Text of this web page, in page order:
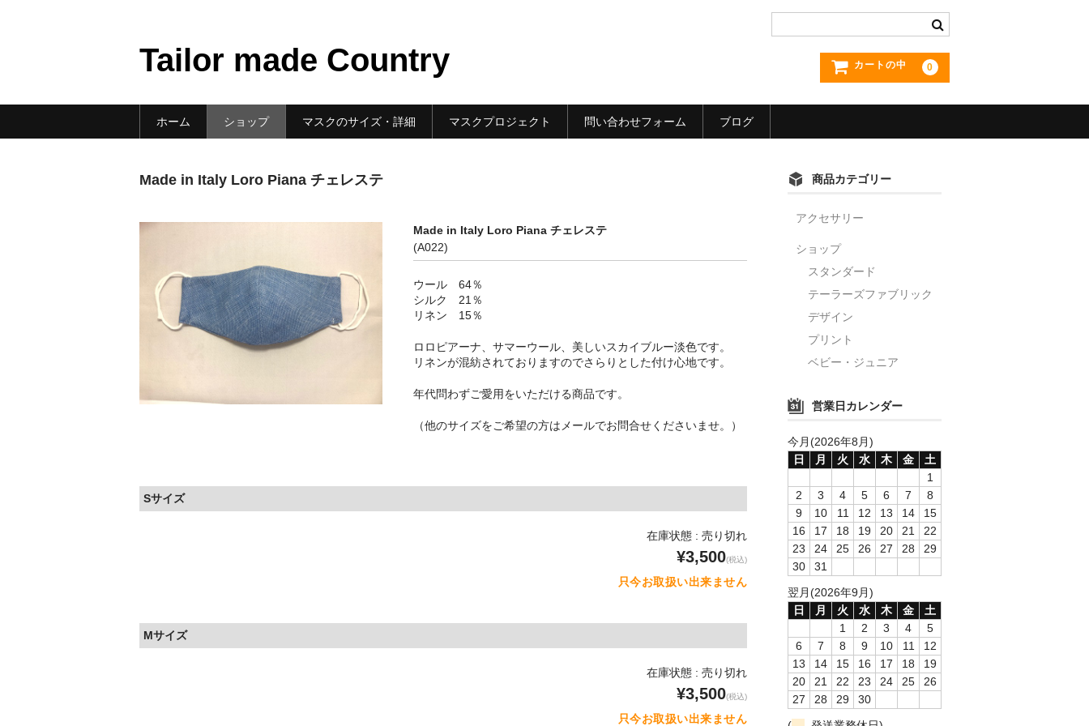
Tailor made Country カートの中 0
ホーム ショップ マスクのサイズ・詳細 マスクプロジェクト 問い合わせフォーム ブログ
Made in Italy Loro Piana チェレステ
Made in Italy Loro Piana チェレステ
(A022)
ウール 64％
シルク 21％
リネン 15％
ロロピアーナ、サマーウール、美しいスカイブルー淡色です。
リネンが混紡されておりますのでさらりとした付け心地です。
年代問わずご愛用をいただける商品です。
（他のサイズをご希望の方はメールでお問合せくださいませ。）
Sサイズ
在庫状態 : 売り切れ
¥3,500(税込)
只今お取扱い出来ません
Mサイズ
在庫状態 : 売り切れ
¥3,500(税込)
只今お取扱い出来ません
商品カテゴリー
アクセサリー
ショップ
スタンダード
テーラーズファブリック
デザイン
プリント
ベビー・ジュニア
営業日カレンダー
今月(2026年8月)
日
月 火 水 木 金
土
1
2
3 4 5 6 7
8
9
10 11 12 13 14
15
16
17 18 19 20 21
22
23
24 25 26 27 28
29
30
31
翌月(2026年9月)
日
月 火 水 木 金
土
1
2 3 4
5
6
7 8 9 10 11
12
13
14 15 16 17 18
19
20
21 22 23 24 25
26
27
28 29
30